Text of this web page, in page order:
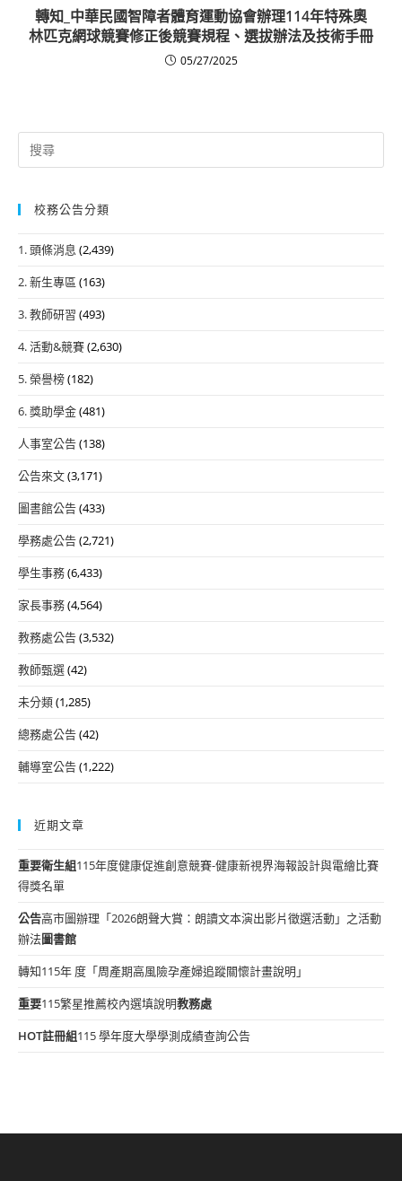
轉知_中華民國智障者體育運動協會辦理114年特殊奧
林匹克網球競賽修正後競賽規程、選拔辦法及技術手冊
05/27/2025
Search
for:
校務公告分類
1. 頭條消息 (2,439)
2. 新生專區 (163)
3. 教師研習 (493)
4. 活動&競賽(2,630)
5. 榮譽榜(182)
6. 獎助學金(481)
人事室公告(138)
公告來文(3,171)
圖書館公告(433)
學務處公告(2,721)
學生事務(6,433)
家長事務(4,564)
教務處公告(3,532)
教師甄選(42)
未分類(1,285)
總務處公告(42)
輔導室公告(1,222)
近期文章
重要衛生組115年度健康促進創意競賽-健康新視界海報設計與電繪比賽
得獎名單
公告高市圖辦理「2026朗聲大賞：朗讀文本演出影片徵選活動」之活動
辦法圖書館
轉知115年 度「周產期高風險孕產婦追蹤關懷計畫說明」
重要115繁星推薦校內選填說明教務處
HOT註冊組115 學年度大學學測成績查詢公告